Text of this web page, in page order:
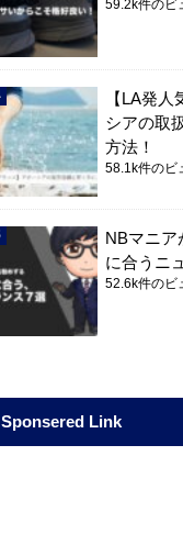
59.2k件のビ
【LA発
シアの取
方法！
58.1k件のビ
NBマニア
に合うニ
52.6k件のビ
Sponsered Link